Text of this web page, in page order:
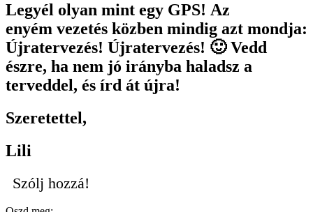
Legyél olyan mint egy GPS! Az
enyém vezetés közben mindig azt mondja:
Újratervezés! Újratervezés! 🙂 Vedd
észre, ha nem jó irányba haladsz a
terveddel, és írd át újra!
Szeretettel,
Lili
Szólj hozzá!